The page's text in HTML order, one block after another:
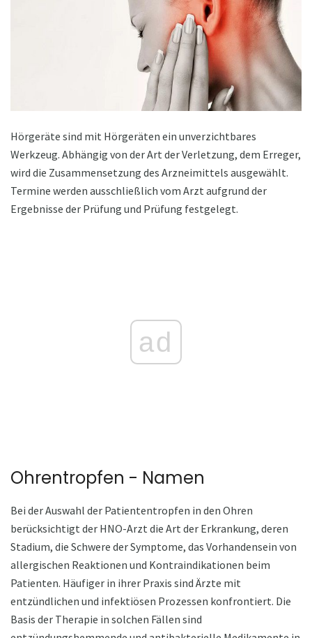
Hörgeräte sind mit Hörgeräten ein unverzichtbares
Werkzeug. Abhängig von der Art der Verletzung, dem Erreger,
wird die Zusammensetzung des Arzneimittels ausgewählt.
Termine werden ausschließlich vom Arzt aufgrund der
Ergebnisse der Prüfung und Prüfung festgelegt.
ad
Ohrentropfen - Namen
Bei der Auswahl der Patiententropfen in den Ohren
berücksichtigt der HNO-Arzt die Art der Erkrankung, deren
Stadium, die Schwere der Symptome, das Vorhandensein von
allergischen Reaktionen und Kontraindikationen beim
Patienten. Häufiger in ihrer Praxis sind Ärzte mit
entzündlichen und infektiösen Prozessen konfrontiert. Die
Basis der Therapie in solchen Fällen sind